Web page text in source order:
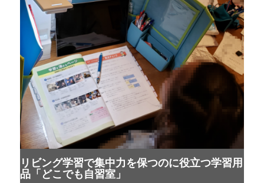
リビング学習で集中力を保つのに役立つ学習用
品「どこでも自習室」